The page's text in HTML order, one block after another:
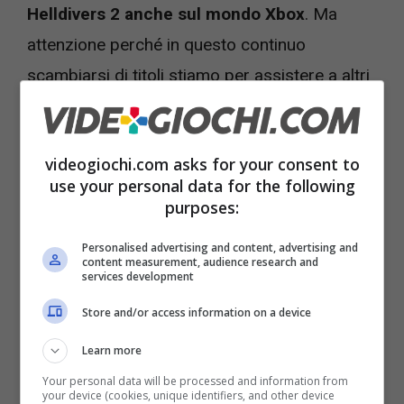
Helldivers 2 anche sul mondo Xbox. Ma
attenzione perché in questo continuo
scambiarsi di titoli stiamo per assistere a altri
due grossi videogiochi sviluppati dagli studi di
Microsoft arrivare anche su Playstation.
Grandi notizie per il mondo Playstation: altri due giochi
Xbox si avvicinano – foto via mp1st – Videogiochi.com
videogiochi.com asks for your consent to
use your personal data for the following
purposes:
Personalised advertising and content, advertising and
content measurement, audience research and
services development
Store and/or access information on a device
Learn more
Your personal data will be processed and information from
your device (cookies, unique identifiers, and other device